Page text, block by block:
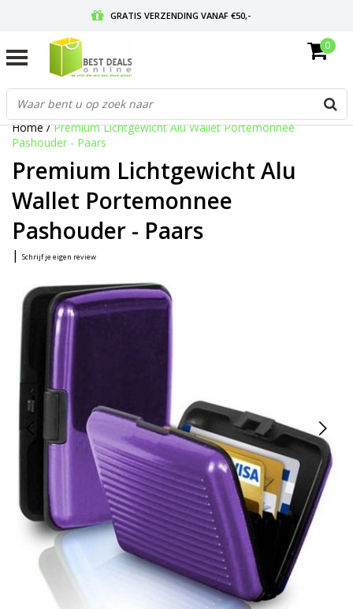
GRATIS VERZENDING VANAF €50,-
GRATIS RETOURNEREN EN 30 DAGEN BEDENKTIJD
0
Home/Premium Lichtgewicht Alu Wallet Portemonnee
Pashouder - Paars
Premium Lichtgewicht Alu
Wallet Portemonnee
Pashouder - Paars
| Schrijf je eigen review